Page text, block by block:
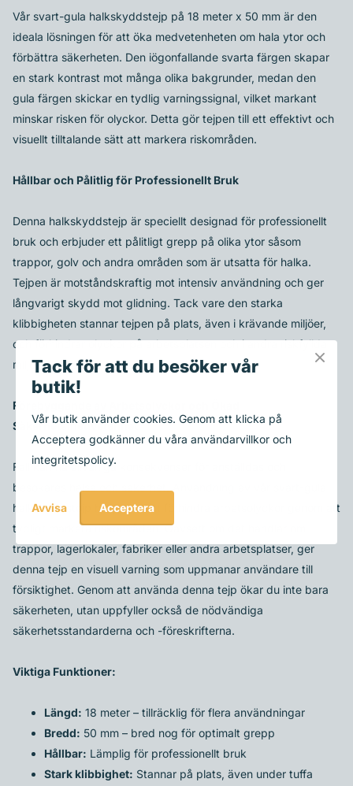
Vår svart-gula halkskyddstejp på 18 meter x 50 mm är den
ideala lösningen för att öka medvetenheten om hala ytor och
förbättra säkerheten. Den iögonfallande svarta färgen skapar
en stark kontrast mot många olika bakgrunder, medan den
gula färgen skickar en tydlig varningssignal, vilket markant
minskar risken för olyckor. Detta gör tejpen till ett effektivt och
visuellt tilltalande sätt att markera riskområden.
Hållbar och Pålitlig för Professionellt Bruk
Denna halkskyddstejp är speciellt designad för professionellt
bruk och erbjuder ett pålitligt grepp på olika ytor såsom
trappor, golv och andra områden som är utsatta för halka.
Tejpen är motståndskraftig mot intensiv användning och ger
långvarigt skydd mot glidning. Tack vare den starka
klibbigheten stannar tejpen på plats, även i krävande miljöer,
och förhindrar olyckor på arbetsplatsen och i andra riskfyllda
miljöer.
Förebyggande av Arbetsolyckor och Ökad
Säkerhetsmedvetenhet
Fall kan ha allvarliga konsekvenser för anställdas och
besökares hälsa och säkerhet. Användning av vår svart-gula
halkskyddstejp hjälper till att förhindra arbetsolyckor genom att
tydligt markera riskområden. Oavsett om det handlar om
trappor, lagerlokaler, fabriker eller andra arbetsplatser, ger
denna tejp en visuell varning som uppmanar användare till
försiktighet. Genom att använda denna tejp ökar du inte bara
säkerheten, utan uppfyller också de nödvändiga
säkerhetsstandarderna och -föreskrifterna.
Viktiga Funktioner:
Längd: 18 meter – tillräcklig för flera användningar
Bredd: 50 mm – bred nog för optimalt grepp
Hållbar: Lämplig för professionellt bruk
Stark klibbighet: Stannar på plats, även under tuffa
Tack för att du besöker vår
butik!
Vår butik använder cookies. Genom att klicka på
Acceptera godkänner du våra användarvillkor och
integritetspolicy.
Avvisa Acceptera